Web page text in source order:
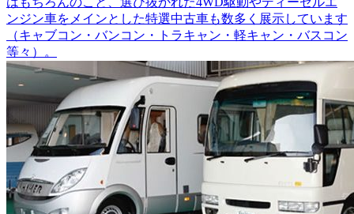
ンジン車をメインとした特選中古車も数多く展示しています
（キャブコン・バンコン・トラキャン・軽キャン・バスコン
等々）。